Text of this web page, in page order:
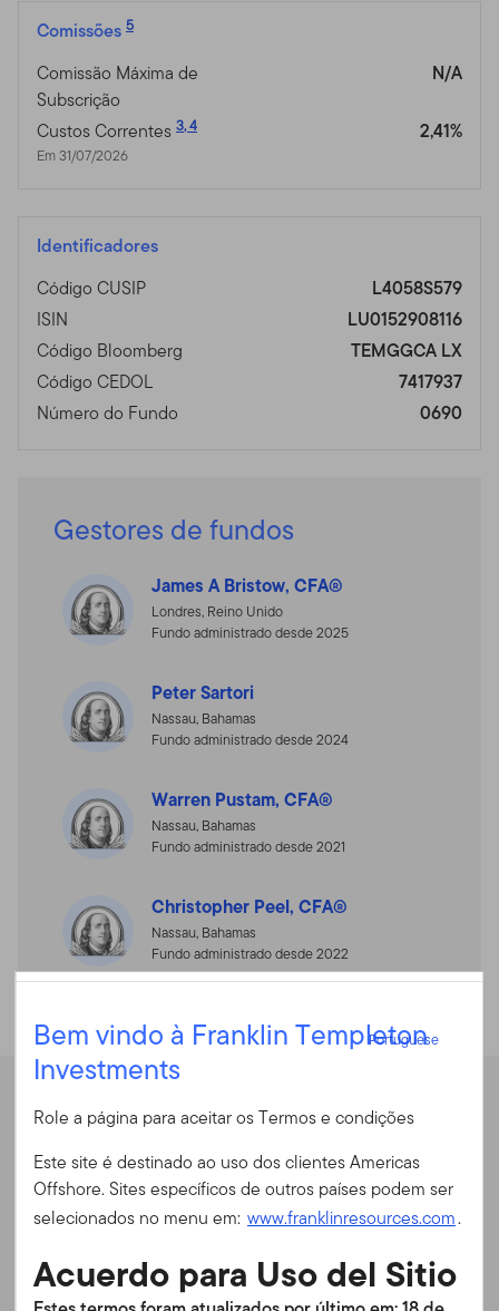
Entrar
ID do usuário
Senha
Comissões 5
Comissão Máxima de
Subscrição
N/A
Custos Correntes 3,4
Em 31/07/2026
2,41%
Identificadores
Código CUSIP
L4058S579
ISIN
LU0152908116
Código Bloomberg
TEMGGCA LX
Código CEDOL
7417937
Número do Fundo
0690
Gestores de fundos
James A Bristow, CFA®
Londres, Reino Unido
Fundo administrado desde 2025
Peter Sartori
Nassau, Bahamas
Fundo administrado desde 2024
Warren Pustam, CFA®
Nassau, Bahamas
Fundo administrado desde 2021
Christopher Peel, CFA®
Nassau, Bahamas
Fundo administrado desde 2022
Desempenho
Rentabilidade anual
Rentabilidade anual
Bem vindo à Franklin Templeton
Investments
Portuguese
Role a página para aceitar os Termos e condições
Este site é destinado ao uso dos clientes Americas
Offshore. Sites específicos de outros países podem ser
selecionados no menu em: www.franklinresources.com.
Acuerdo para Uso del Sitio